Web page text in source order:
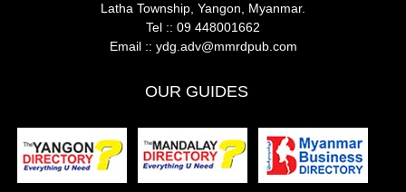
Latha Township, Yangon, Myanmar.
Tel :: 09 448001662
Email :: ydg.adv@mmrdpub.com
OUR GUIDES